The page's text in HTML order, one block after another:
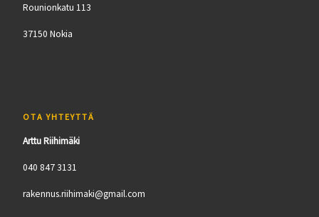
Rounionkatu 113
37150 Nokia
OTA YHTEYTTÄ
Arttu Riihimäki
040 847 3131
rakennus.riihimaki@gmail.com